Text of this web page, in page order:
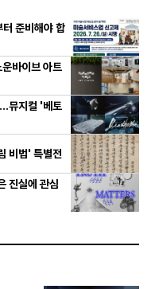
준비해야 합
바이브 아트
…뮤지컬 '베토
비법' 특별전